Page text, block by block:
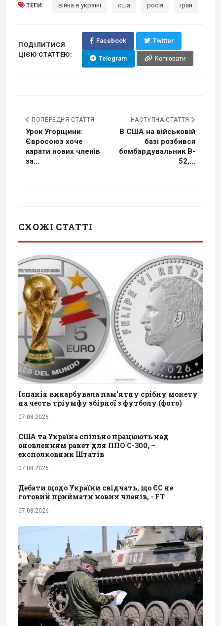
ТЕГИ: війна в україні сша росія іран
ПОДІЛИТИСЯ
ЦІЄЮ СТАТТЕЮ:
Facebook Twitter
Telegram Копіювати
ПОПЕРЕДНЯ СТАТТЯ
Урок Угорщини:
Євросоюз хоче
карати нових членів
за...
НАСТУПНА СТАТТЯ
В США на військовій
базі розбився
бомбардувальник B-
52,...
СХОЖІ СТАТТІ
Іспанія викарбувала пам'ятну срібну монету
на честь тріумфу збірної з футболу (фото)
07.08.2026
США та Україна спільно працюють над
оновленням ракет для ППО С-300, –
експолковник Штатів
07.08.2026
Дебати щодо України свідчать, що ЄС не
готовий приймати нових членів, - FT
07.08.2026